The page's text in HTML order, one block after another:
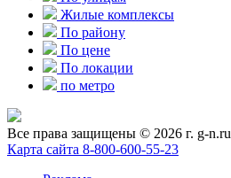
Жилые комплексы
По району
По цене
По локации
по метро
Все права защищены © 2026 г. g-n.ru
Карта сайта 8-800-600-55-23